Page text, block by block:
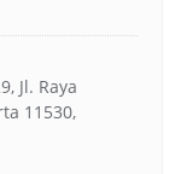
Jl. Raya
11530,